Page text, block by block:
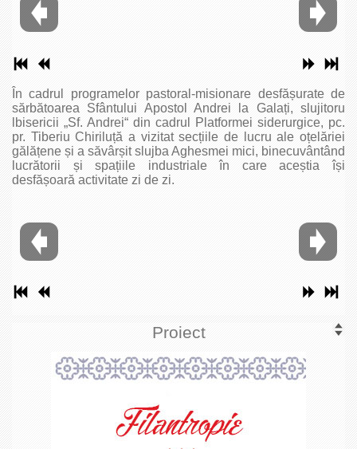
În cadrul programelor pastoral-misionare desfășurate de
sărbătoarea Sfântului Apostol Andrei la Galați, slujitoru
lbisericii „Sf. Andrei“ din cadrul Platformei siderurgice, pc.
pr. Tiberiu Chiriluță a vizitat secțiile de lucru ale oțelăriei
gălățene și a săvârșit slujba Aghesmei mici, binecuvântând
lucrătorii și spațiile industriale în care aceștia își
desfășoară activitate zi de zi.
Proiect